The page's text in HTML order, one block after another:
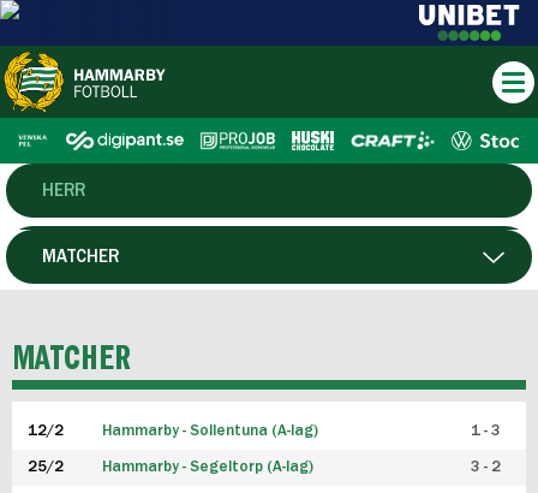
HERR
DAM
P19
F19
MATCHER
MATCHER
12/2 Hammarby - Sollentuna (A-lag) 1 - 3
25/2 Hammarby - Segeltorp (A-lag) 3 - 2